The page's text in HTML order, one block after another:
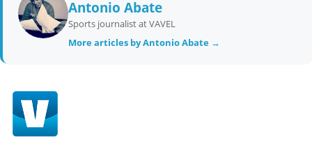
Antonio Abate
Sports journalist at VAVEL
More articles by Antonio Abate →